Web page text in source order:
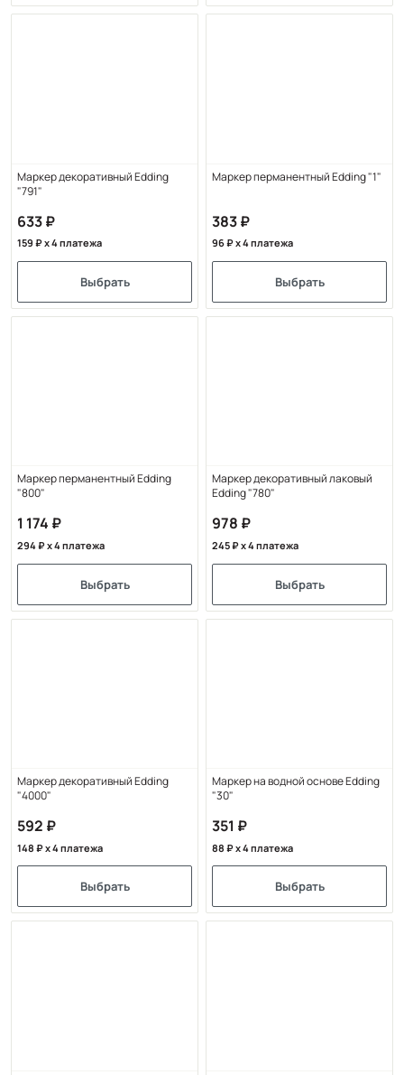
Маркер декоративный Edding
"791"
633
159 x 4 платежа
Выбрать
Маркер перманентный Edding "1"
383
96 x 4 платежа
Выбрать
Маркер перманентный Edding
"800"
1 174
294 x 4 платежа
Выбрать
Маркер декоративный лаковый
Edding "780"
978
245 x 4 платежа
Выбрать
Маркер декоративный Edding
"4000"
592
148 x 4 платежа
Выбрать
Маркер на водной основе Edding
"30"
351
88 x 4 платежа
Выбрать